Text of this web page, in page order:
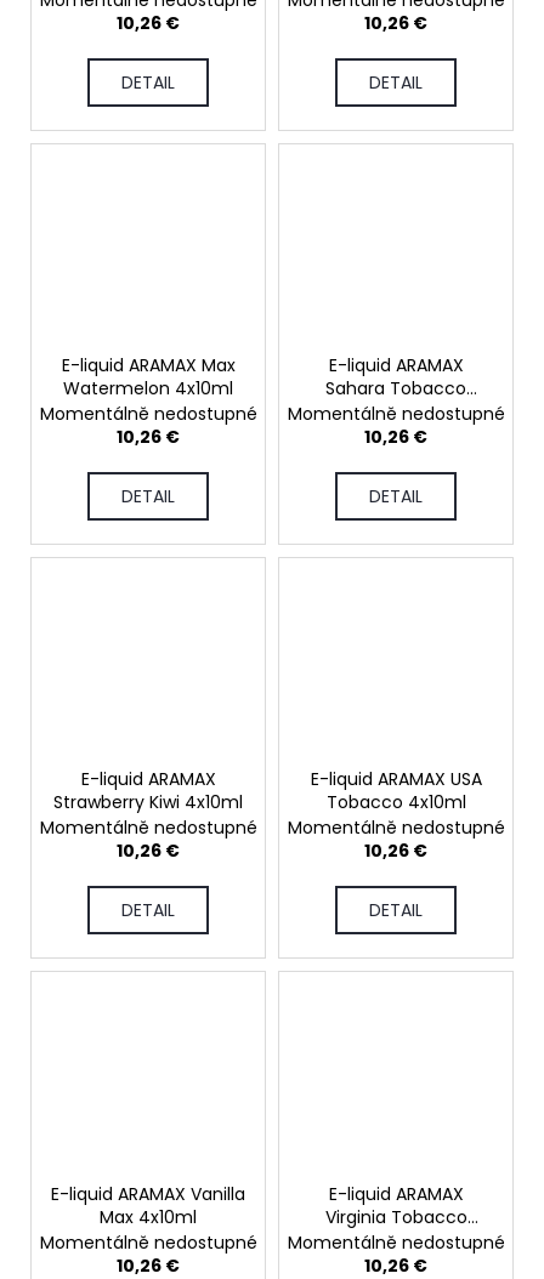
10,26 €
DETAIL
10,26 €
DETAIL
E-liquid ARAMAX Max
Watermelon 4x10ml
Momentálně nedostupné
10,26 €
DETAIL
E-liquid ARAMAX
Sahara Tobacco
4x10ml
Momentálně nedostupné
10,26 €
DETAIL
E-liquid ARAMAX
Strawberry Kiwi 4x10ml
Momentálně nedostupné
10,26 €
DETAIL
E-liquid ARAMAX USA
Tobacco 4x10ml
Momentálně nedostupné
10,26 €
DETAIL
E-liquid ARAMAX Vanilla
Max 4x10ml
Momentálně nedostupné
10,26 €
E-liquid ARAMAX
Virginia Tobacco
4x10ml
Momentálně nedostupné
10,26 €